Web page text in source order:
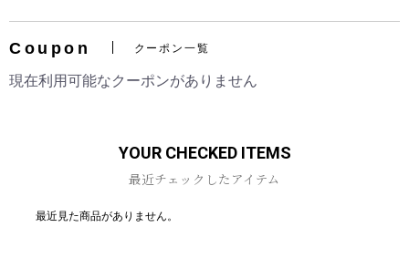
Coupon クーポン一覧
現在利用可能なクーポンがありません
YOUR CHECKED ITEMS
最近チェックしたアイテム
最近見た商品がありません。